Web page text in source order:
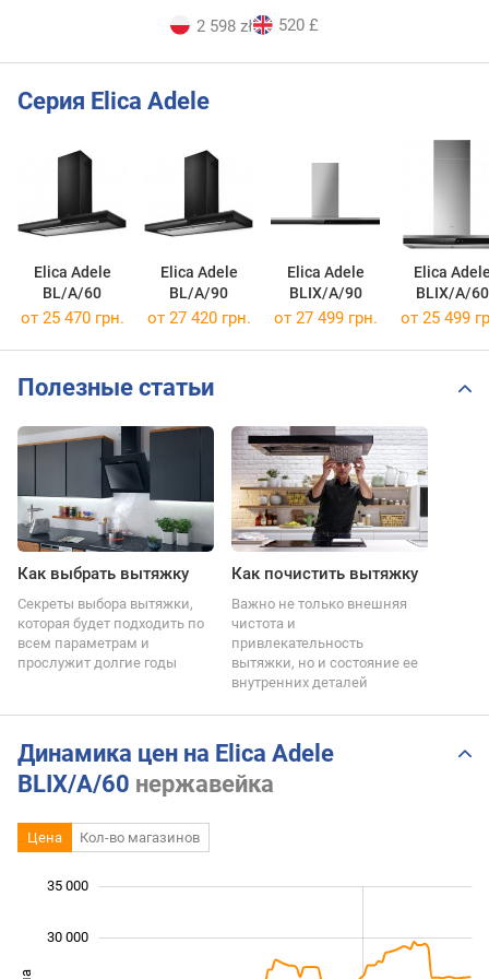
2 598 zł 520 £
Серия Elica Adele
Elica Adele
BL/A/60
Elica Adele
BL/A/90
Elica Adele
BLIX/A/90
Elica
BLIX/A/60
от 25 470 грн. от 27 420 грн. от 27 499 грн. от 25 499
Полезные статьи
Как выбрать вытяжку
Секреты выбора вытяжки,
которая будет подходить по
всем параметрам и
прослужит долгие годы
Как почистить вытяжку
Важно не только внешняя
чистота и
привлекательность
вытяжки, но и состояние ее
внутренних деталей
Динамика цен на Elica Adele
BLIX/A/60 нержавейка
Цена Кол-во магазинов
30 000
35 000